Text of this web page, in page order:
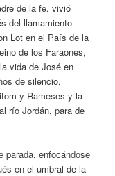
de la fe, vivió
del llamamiento
Lot en el País de la
de los Faraones,
vida de José en
de silencio.
y Rameses y la
río Jordán, para de
parada, enfocándose
en el umbral de la